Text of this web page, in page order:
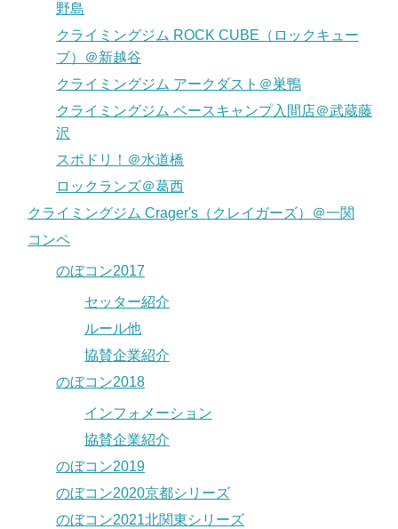
野島
クライミングジム ROCK CUBE（ロックキュー
ブ）＠新越谷
クライミングジム アークダスト＠巣鴨
クライミングジム ベースキャンプ入間店＠武蔵藤
沢
スポドリ！＠水道橋
ロックランズ＠葛西
クライミングジム Crager's（クレイガーズ）＠一関
コンペ
のぼコン2017
セッター紹介
ルール他
協賛企業紹介
のぼコン2018
インフォメーション
協賛企業紹介
のぼコン2019
のぼコン2020京都シリーズ
のぼコン2021北関東シリーズ